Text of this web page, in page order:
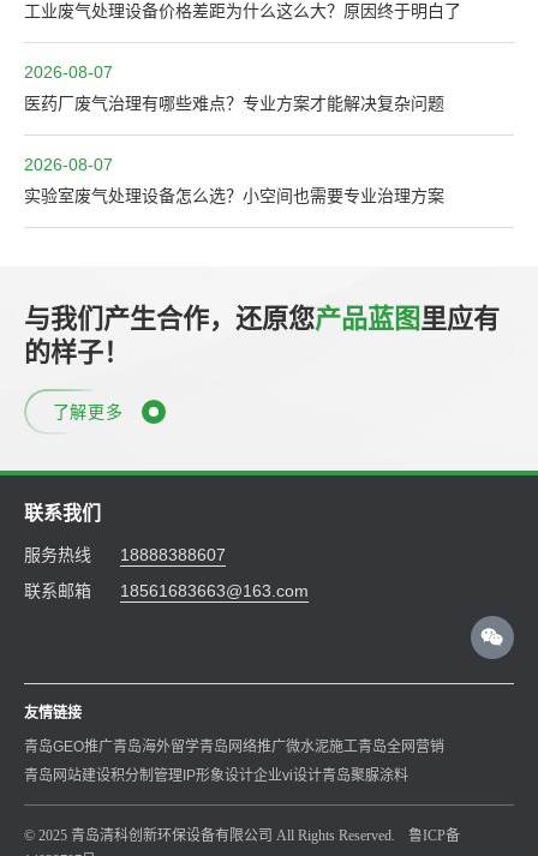
工业废气处理设备价格差距为什么这么大？原因终于明白了
2026-08-07
医药厂废气治理有哪些难点？专业方案才能解决复杂问题
2026-08-07
实验室废气处理设备怎么选？小空间也需要专业治理方案
与我们产生合作，还原您产品蓝图里应有
的样子！
了解更多
联系我们
服务热线
18888388607
联系邮箱
18561683663@163.com
友情链接
青岛GEO推广青岛海外留学青岛网络推广微水泥施工青岛全网营销
青岛网站建设积分制管理 IP形象设计企业vi设计青岛聚脲涂料
© 2025 青岛清科创新环保设备有限公司 All Rights Reserved.
鲁ICP备